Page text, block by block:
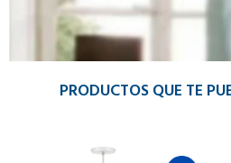
PRODUCTOS QUE TE